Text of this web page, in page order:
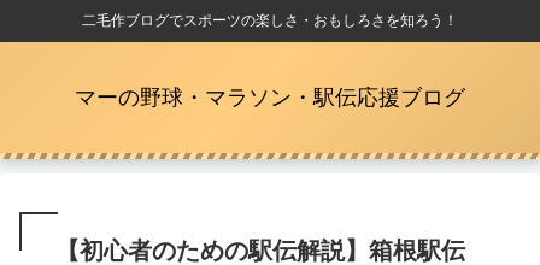
二毛作ブログでスポーツの楽しさ・おもしろさを知ろう！
マーの野球・マラソン・駅伝応援ブログ
【初心者のための駅伝解説】箱根駅伝